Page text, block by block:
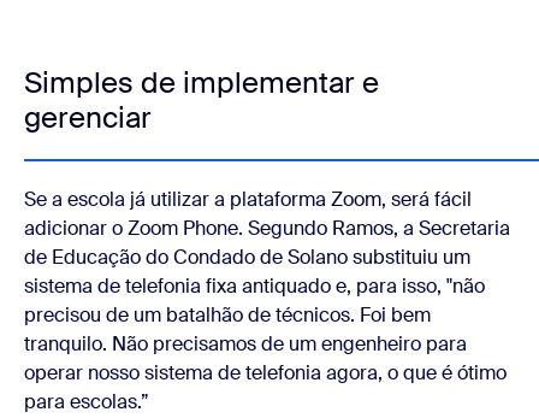
Simples de implementar e
gerenciar
Se a escola já utilizar a plataforma Zoom, será fácil
adicionar o Zoom Phone. Segundo Ramos, a Secretaria
de Educação do Condado de Solano substituiu um
sistema de telefonia fixa antiquado e, para isso, "não
precisou de um batalhão de técnicos. Foi bem
tranquilo. Não precisamos de um engenheiro para
operar nosso sistema de telefonia agora, o que é ótimo
para escolas.”